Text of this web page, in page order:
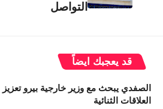
التواصل
قد يعجبك ايضاً
الصفدي يبحث مع وزير خارجية بيرو تعزيز
العلاقات الثنائية